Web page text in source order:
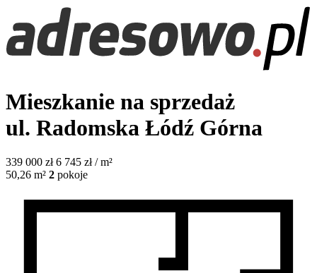
Mieszkanie na sprzedaż
ul. Radomska Łódź Górna
339 000 zł 6 745 zł / m²
50,26 m² 2 pokoje